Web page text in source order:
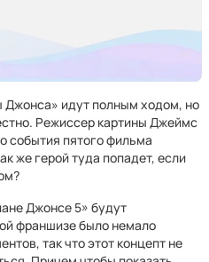
Джонса» идут полным ходом, но
Режиссер картины Джеймс
события пятого фильма
же герой туда попадет, если
Джонсе 5» будут
франшизе было немало
так что этот концепт не